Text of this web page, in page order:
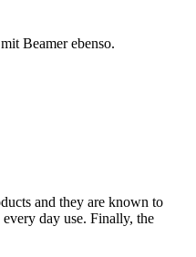
Beamer ebenso.
and they are known to
day use. Finally, the